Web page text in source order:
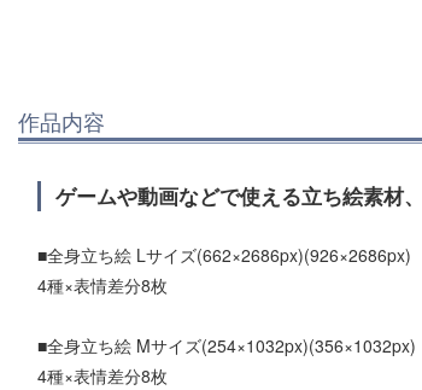
作品内容
ゲームや動画などで使える立ち絵素材
■全身立ち絵 Lサイズ(662×2686px)(926×2686px)
4種×表情差分8枚
■全身立ち絵 Mサイズ(254×1032px)(356×1032px)
4種×表情差分8枚